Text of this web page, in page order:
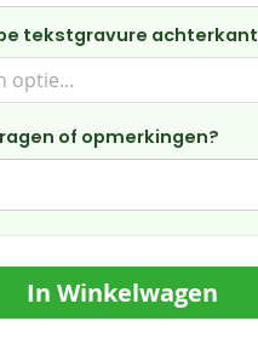
tekstgravure achterkant
of opmerkingen?
In Winkelwagen